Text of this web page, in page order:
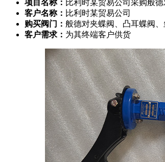
项目名称： 比利时某贸易公司采购般
客户名称： 比利时某贸易公司
购买阀门： 般德对夹蝶阀、凸耳蝶阀
客户需求： 为其终端客户供货